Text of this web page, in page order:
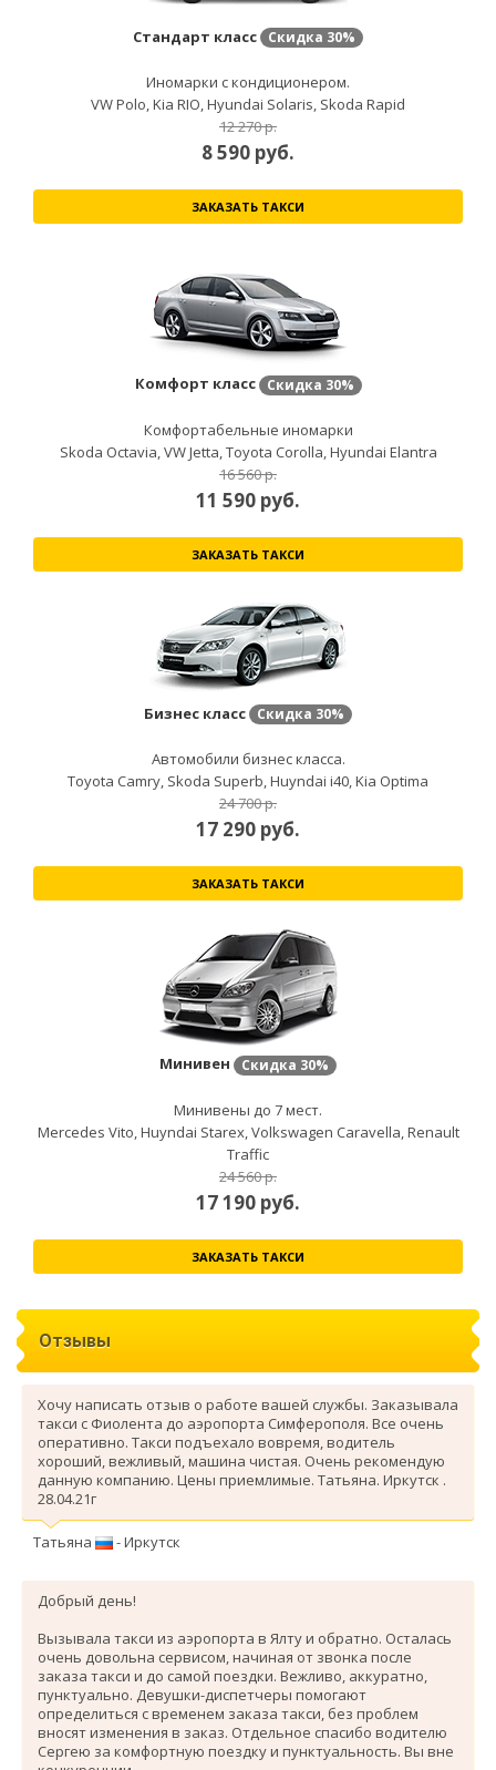
Стандарт класс Скидка 30%
Иномарки с кондиционером.
VW Polo, Kia RIO, Hyundai Solaris, Skoda Rapid
12 270 р.
8 590 руб.
ЗАКАЗАТЬ ТАКСИ
Комфорт класс Скидка 30%
Комфортабельные иномарки
Skoda Octavia, VW Jetta, Toyota Corolla, Hyundai Elantra
16 560 р.
11 590 руб.
ЗАКАЗАТЬ ТАКСИ
Бизнес класс Скидка 30%
Автомобили бизнес класса.
Toyota Camry, Skoda Superb, Huyndai i40, Kia Optima
24 700 р.
17 290 руб.
ЗАКАЗАТЬ ТАКСИ
Минивен Скидка 30%
Минивены до 7 мест.
Mercedes Vito, Huyndai Starex, Volkswagen Caravella, Renault
Traffic
24 560 р.
17 190 руб.
ЗАКАЗАТЬ ТАКСИ
Отзывы
Хочу написать отзыв о работе вашей службы. Заказывала
такси с Фиолента до аэропорта Симферополя. Все очень
оперативно. Такси подъехало вовремя, водитель
хороший, вежливый, машина чистая. Очень рекомендую
данную компанию. Цены приемлимые. Татьяна. Иркутск .
28.04.21г
Татьяна - Иркутск
Добрый день!
Вызывала такси из аэропорта в Ялту и обратно. Осталась
очень довольна сервисом, начиная от звонка после
заказа такси и до самой поездки. Вежливо, аккуратно,
пунктуально. Девушки-диспетчеры помогают
определиться с временем заказа такси, без проблем
вносят изменения в заказ. Отдельное спасибо водителю
Сергею за комфортную поездку и пунктуальность. Вы вне